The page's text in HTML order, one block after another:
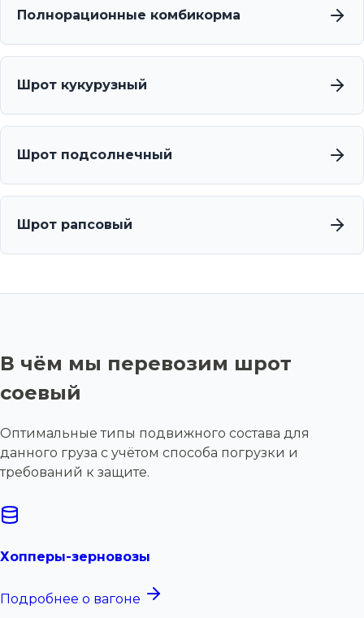
Полнорационные комбикорма
Шрот кукурузный
Шрот подсолнечный
Шрот рапсовый
В чём мы перевозим шрот
соевый
Оптимальные типы подвижного состава для
данного груза с учётом способа погрузки и
требований к защите.
Хопперы-зерновозы
Подробнее о вагоне